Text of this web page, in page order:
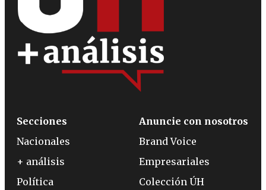
Secciones
Nacionales
+ análisis
Política
Anuncie con nosotros
Brand Voice
Empresariales
Colección ÚH